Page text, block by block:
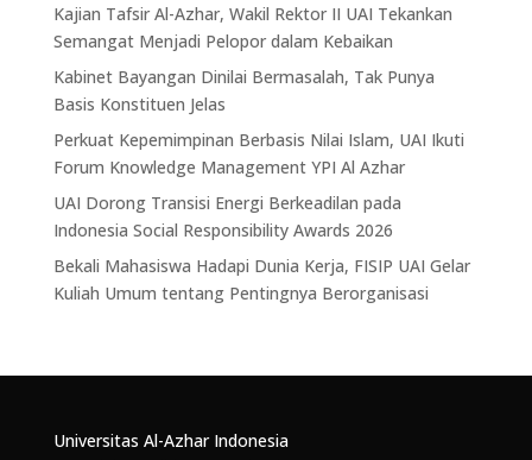
Kajian Tafsir Al-Azhar, Wakil Rektor II UAI Tekankan
Semangat Menjadi Pelopor dalam Kebaikan
Kabinet Bayangan Dinilai Bermasalah, Tak Punya
Basis Konstituen Jelas
Perkuat Kepemimpinan Berbasis Nilai Islam, UAI Ikuti
Forum Knowledge Management YPI Al Azhar
UAI Dorong Transisi Energi Berkeadilan pada
Indonesia Social Responsibility Awards 2026
Bekali Mahasiswa Hadapi Dunia Kerja, FISIP UAI Gelar
Kuliah Umum tentang Pentingnya Berorganisasi
Universitas Al-Azhar Indonesia